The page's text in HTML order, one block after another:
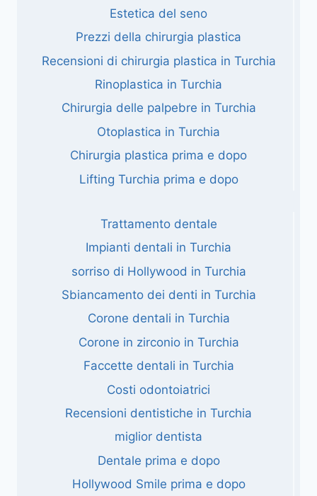
Estetica del seno
Prezzi della chirurgia plastica
Recensioni di chirurgia plastica in Turchia
Rinoplastica in Turchia
Chirurgia delle palpebre in Turchia
Otoplastica in Turchia
Chirurgia plastica prima e dopo
Lifting Turchia prima e dopo
Trattamento dentale
Impianti dentali in Turchia
sorriso di Hollywood in Turchia
Sbiancamento dei denti in Turchia
Corone dentali in Turchia
Corone in zirconio in Turchia
Faccette dentali in Turchia
Costi odontoiatrici
Recensioni dentistiche in Turchia
miglior dentista
Dentale prima e dopo
Hollywood Smile prima e dopo